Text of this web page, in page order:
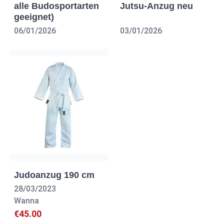
alle Budosportarten
geeignet)
06/01/2026
Jutsu-Anzug neu
03/01/2026
Judoanzug 190 cm
28/03/2023
Wanna
€45.00